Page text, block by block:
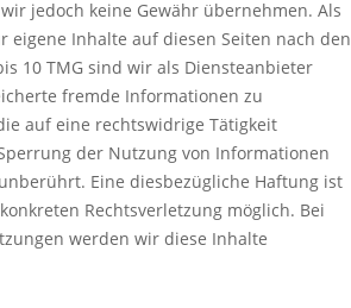
jedoch keine Gewähr übernehmen. Als
eigene Inhalte auf diesen Seiten nach den
10 TMG sind wir als Diensteanbieter
fremde Informationen zu
auf eine rechtswidrige Tätigkeit
der Nutzung von Informationen
Eine diesbezügliche Haftung ist
Rechtsverletzung möglich. Bei
werden wir diese Inhalte